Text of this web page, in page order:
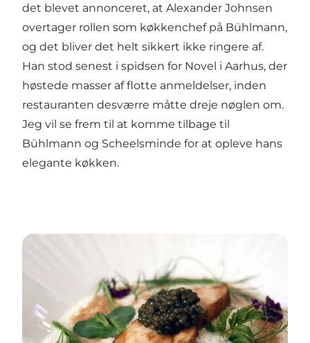
det blevet annonceret, at Alexander Johnsen
overtager rollen som køkkenchef på Bühlmann,
og det bliver det helt sikkert ikke ringere af.
Han stod senest i spidsen for Novel i Aarhus, der
høstede masser af flotte anmeldelser, inden
restauranten desværre måtte dreje nøglen om.
Jeg vil se frem til at komme tilbage til
Bühlmann og Scheelsminde for at opleve hans
elegante køkken.